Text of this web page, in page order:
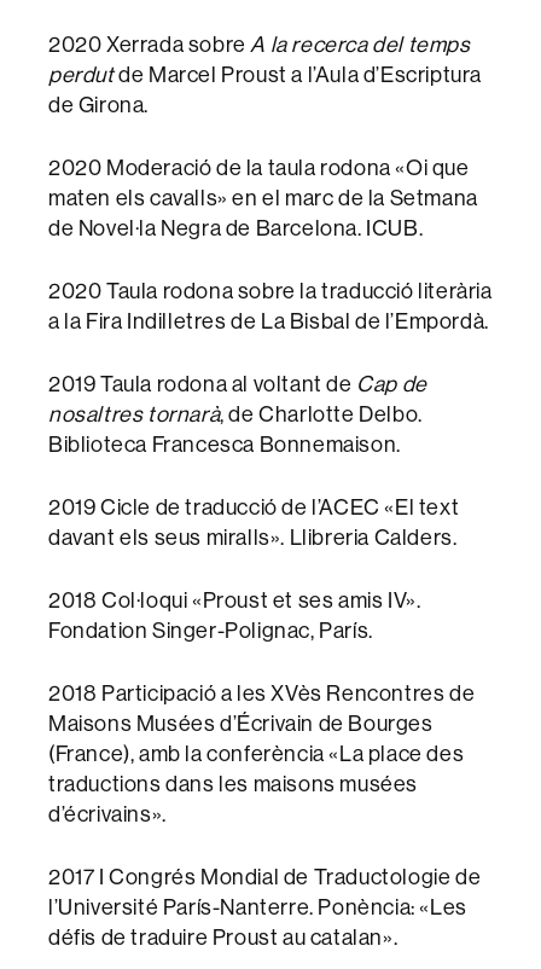
2020 Xerrada sobreA la recerca del temps
perdutde Marcel Proust a l’Aula d’Escriptura
de Girona.
2020 Moderació de la taula rodona «Oi que
maten els cavalls» en el marc de la Setmana
de Novel·la Negra de Barcelona. ICUB.
2020 Taula rodona sobre la traducció literària
a la Fira Indilletres de La Bisbal de l’Empordà.
2019 Taula rodona al voltant de Cap de
nosaltres tornarà, de Charlotte Delbo.
Biblioteca Francesca Bonnemaison.
2019 Cicle de traducció de l’ACEC «El text
davant els seus miralls». Llibreria Calders.
2018 Col·loqui «Proust et ses amis IV».
Fondation Singer-Polignac, París.
2018 Participació a les XVès Rencontres de
Maisons Musées d’Écrivain de Bourges
(France), amb la conferència «La place des
traductions dans les maisons musées
d’écrivains».
2017 I Congrés Mondial de Traductologie de
l’Université París-Nanterre. Ponència: «Les
défis de traduire Proust au catalan».